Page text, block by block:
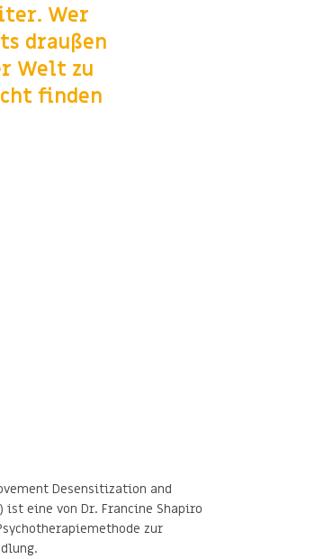
Wer
draußen
Welt zu
finden
Desensitization and
ist eine von Dr. Francine Shapiro
zur